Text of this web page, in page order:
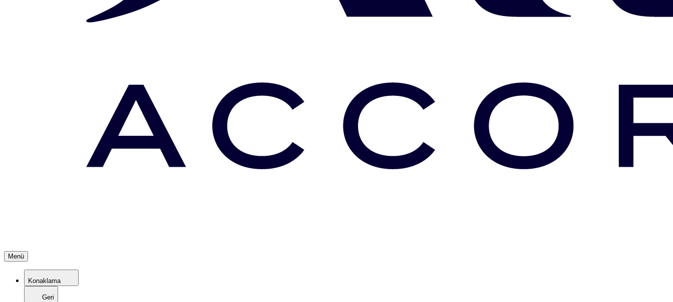
Menü
Konaklama
Geri